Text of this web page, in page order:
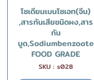
โซเดียมเบนโซเอท(จีน)
,สารกันเสียชนิดผง,สาร
กัน
บูด,Sodiumbenzoate
FOOD GRADE
SKU : s028